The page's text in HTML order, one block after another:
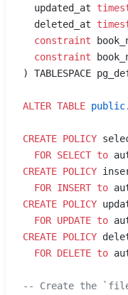
  updated_at
  deleted_at
  constraint
  constraint
) TABLESPACE
ALTER TABLE public.
CREATE POLICY
  FOR
SELECT to
CREATE POLICY
  FOR
INSERT to
CREATE POLICY
  FOR
UPDATE to
CREATE POLICY
  FOR
DELETE to
-- Create the